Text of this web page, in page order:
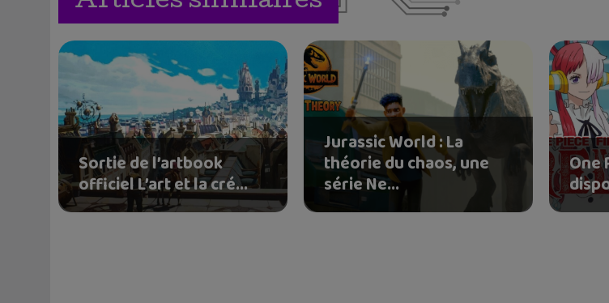
Sortie de l’artbook
officiel L’art et la cré...
Jurassic World : La
théorie du chaos, une
série Ne...
One